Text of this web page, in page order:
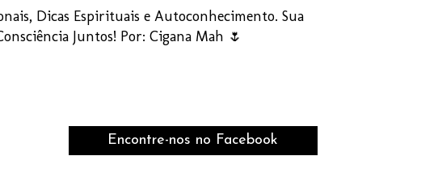
Dicas Espirituais e Autoconhecimento. Sua
Juntos! Por: Cigana Mah 🌷
Encontre-nos no Facebook